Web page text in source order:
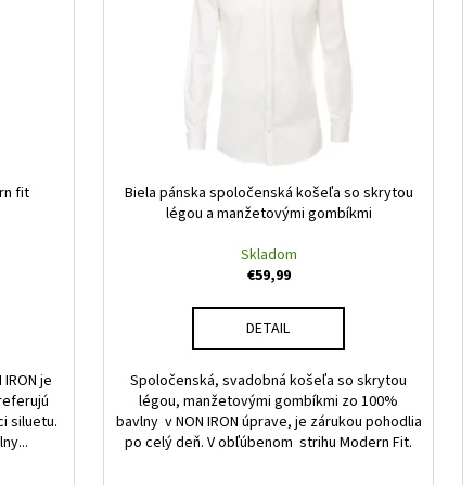
fit
je
siluetu.
Biela pánska spoločenská košeľa so skrytou
légou a manžetovými gombíkmi
Skladom
€59,99
DETAIL
Spoločenská, svadobná košeľa so skrytou
légou, manžetovými gombíkmi zo 100%
bavlny v NON IRON úprave, je zárukou pohodlia
po celý deň. V obľúbenom strihu Modern Fit.